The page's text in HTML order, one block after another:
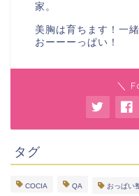
家。
美胸は育ちます！一
おーーーっぱい！
＼
タグ
COCIA QA おっぱい